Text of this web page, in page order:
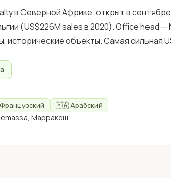
в Северной Африке, открыт в
(US$226M sales в 2020). Office head
исторические объекты. Самая сильная
🇲🇦 Арабский
Марракеш